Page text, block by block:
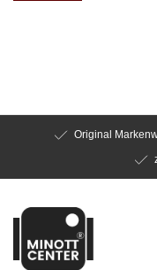
Original